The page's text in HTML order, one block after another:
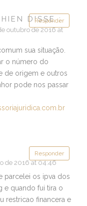
Responder
DISSE :
outubro de 2016 at
sua situação.
o número do
de origem e outros
pode nos passar
Responder
de 2016 at 04:46
parcelei os ipva dos
e quando fui tira o
restricao financera e